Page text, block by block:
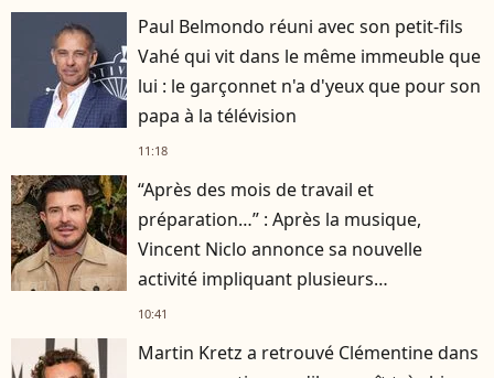
Paul Belmondo réuni avec son petit-fils
Vahé qui vit dans le même immeuble que
lui : le garçonnet n'a d'yeux que pour son
papa à la télévision
11:18
“Après des mois de travail et
préparation…” : Après la musique,
Vincent Niclo annonce sa nouvelle
activité impliquant plusieurs
personnalités
10:41
Martin Kretz a retrouvé Clémentine dans